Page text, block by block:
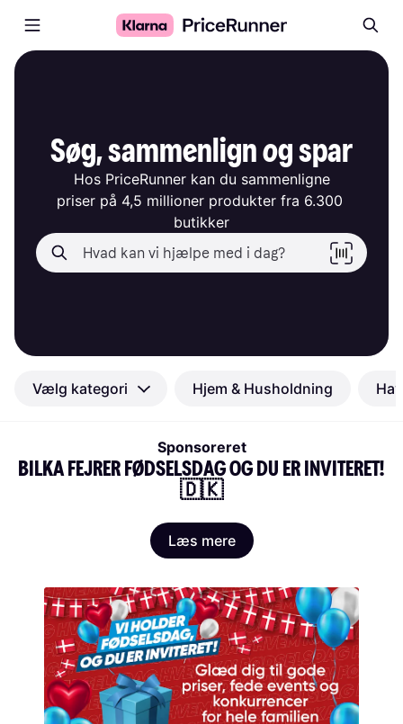
Søg, sammenlign og spar
Hos PriceRunner kan du sammenligne
priser på 4,5 millioner produkter fra 6.300
butikker
Vælg kategori Hjem & Husholdning
Sponsoreret
BILKA FEJRER FØDSELSDAG OG DU ER INVITERET!
🇩🇰
Læs mere